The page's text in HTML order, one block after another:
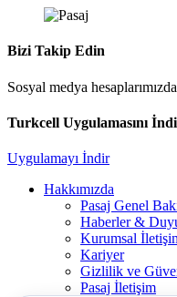
Bizi Takip Edin
Sosyal medya
Turkcell Uygulamasını
Uygulamayı İndir
Hakkımızda
Pasaj Genel
Haberler &
Kurumsal
Kariyer
Gizlilik ve
Pasaj İletişim